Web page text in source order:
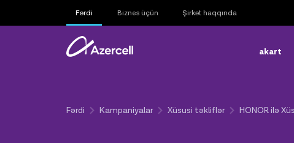
Fərdi Biznes üçün Şirkət haqqında
akart
Fərdi Kampaniyalar Xüsusi təkliflər HONOR ilə